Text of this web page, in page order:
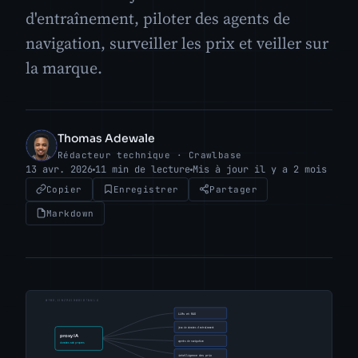
d'entraînement, piloter des agents de
navigation, surveiller les prix et veiller sur
la marque.
TA
Thomas Adewale
Rédacteur technique · Crawlbase
13 avr. 2026 11 min de lecture Mis à jour il y a 2 mois
Copier Enregistrer Partager
Markdown